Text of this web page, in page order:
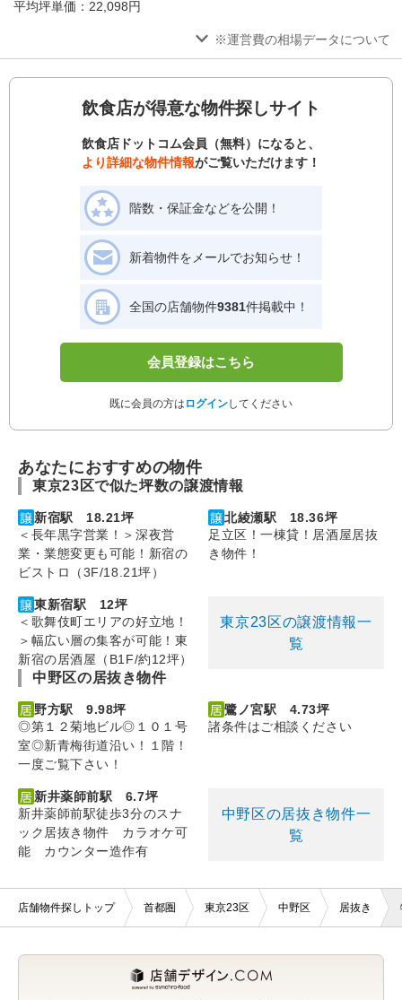
平均坪単価：22,098円
※運営費の相場データについて
飲食店が得意な物件探しサイト
飲食店ドットコム会員（無料）になると、
より詳細な物件情報がご覧いただけます！
階数・保証金などを公開！
新着物件をメールでお知らせ！
全国の店舗物件9381件掲載中！
会員登録はこちら
既に会員の方は ログインしてください
あなたにおすすめの物件
東京23区で似た坪数の譲渡情報
新宿駅 18.21坪
＜長年黒字営業！＞深夜営
業・業態変更も可能！新宿の
ビストロ（3F/18.21坪）
北綾瀬駅 18.36坪
足立区！一棟貸！居酒屋居抜
き物件！
東新宿駅 12坪
＜歌舞伎町エリアの好立地！
＞幅広い層の集客が可能！東
新宿の居酒屋（B1F/約12坪）
東京23区の譲渡情報一
覧
中野区の居抜き物件
野方駅 9.98坪
◎第１２菊地ビル◎１０１号
室◎新青梅街道沿い！１階！
一度ご覧下さい！
鷺ノ宮駅 4.73坪
諸条件はご相談ください
新井薬師前駅 6.7坪
新井薬師前駅徒歩3分のスナ
ック居抜き物件 カラオケ可
能 カウンター造作有
中野区の居抜き物件一
覧
店舗物件探しトップ 首都圏 東京23区 中野区 居抜き